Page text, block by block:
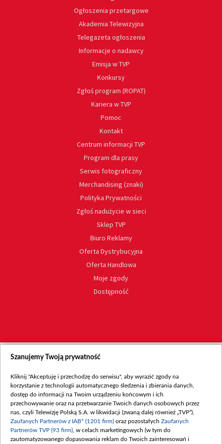
Ogłoszenia przetargowe
Akademia Telewizyjna
Telegazeta ogłoszenia
Informacje o nadawcy
Emisja w TVP
Konkursy
Zgłoś program (ROPAT)
Kariera w TVP
Pomoc
Kontakt
Centrum informacji TVP
Program dla prasy
Serwis fotograficzny
Merchandising (znaki)
Polityka Prywatności
Zgłoś nadużycie w sieci
Sklep TVP
Biuro Reklamy
Oferta Dystrybucyjna
Oferta Handlowa
Moje zgody
Dostępność
Szanujemy Twoją prywatność
Kliknij "Akceptuję i przechodzę do serwisu", aby wyrazić zgody na
korzystanie z technologii automatycznego śledzenia i zbierania danych,
dostęp do informacji na Twoim urządzeniu końcowym i ich
przechowywanie oraz na przetwarzanie Twoich danych osobowych przez
nas, czyli Telewizję Polską S.A. w likwidacji (zwaną dalej również „TVP”),
Zaufanych Partnerów z IAB* (1201 firm) oraz pozostałych Zaufanych
Partnerów TVP (93 firm) , w celach marketingowych (w tym do
zautomatyzowanego dopasowania reklam do Twoich zainteresowań i